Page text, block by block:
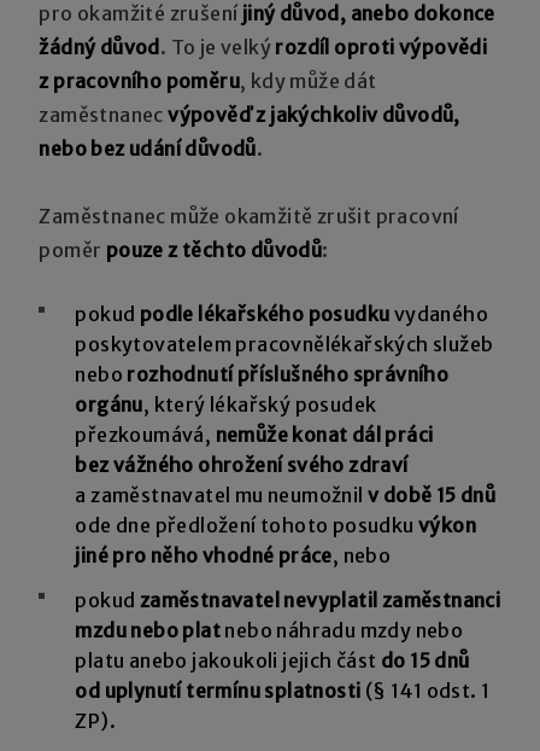
pro okamžité zrušení jiný důvod, anebo dokonce
žádný důvod . To je velký rozdíl oproti výpovědi
z pracovního poměru, kdy může dát
zaměstnanecvýpověď z jakýchkoliv důvodů,
nebo bez udání důvodů.
Zaměstnanec může okamžitě zrušit pracovní
poměr pouze z těchto důvodů:
pokud podle lékařského posudku vydaného
poskytovatelem pracovnělékařských služeb
nebo rozhodnutí příslušného správního
orgánu, který lékařský posudek
přezkoumává, nemůže konat dál práci
bez vážného ohrožení svého zdraví
a zaměstnavatel mu neumožnilv době 15 dnů
ode dne předložení tohoto posudkuvýkon
jiné pro něho vhodné práce, nebo
pokud zaměstnavatel nevyplatil zaměstnanci
mzdu nebo plat nebo náhradu mzdy nebo
platu anebo jakoukoli jejich část do 15 dnů
od uplynutí termínu splatnosti (§ 141 odst. 1
ZP).